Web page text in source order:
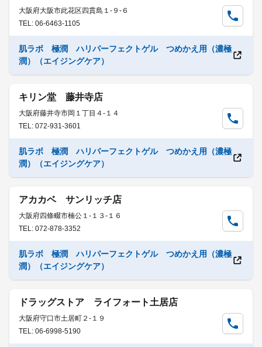
大阪府大阪市此花区四貫島１-９-６
TEL: 06-6463-1105
肌ラボ 極潤 ハリパーフェクトゲル つめかえ用（濃極
潤）（エイジングケア）
キリン堂 藤井寺店
大阪府藤井寺市岡１丁目４-１４
TEL: 072-931-3601
肌ラボ 極潤 ハリパーフェクトゲル つめかえ用（濃極
潤）（エイジングケア）
アカカベ サンリッチ店
大阪府四條畷市楠公１-１３-１６
TEL: 072-878-3352
肌ラボ 極潤 ハリパーフェクトゲル つめかえ用（濃極
潤）（エイジングケア）
ドラッグストア ライフォート土居店
大阪府守口市土居町２-１９
TEL: 06-6998-5190